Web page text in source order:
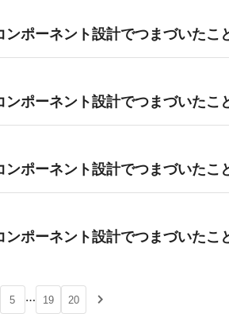
ポーネント設計でつまづいたこ
ポーネント設計でつまづいたこ
ポーネント設計でつまづいたこ
ポーネント設計でつまづいたこ
5 … 19 20 navigate_next